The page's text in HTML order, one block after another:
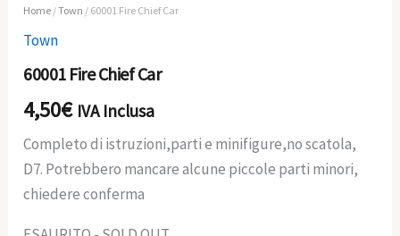
Home /Town / 60001 Fire Chief Car
Town
60001 Fire Chief Car
4,50€ IVA Inclusa
Completo di istruzioni,parti e minifigure,no scatola,
D7. Potrebbero mancare alcune piccole parti minori,
chiedere conferma